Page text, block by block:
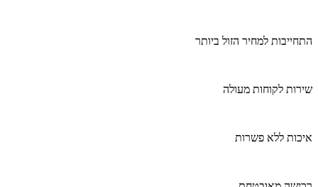
התחייבות למחיר הזול ביותר
שירות לקוחות מעולה
איכות ללא פשרות